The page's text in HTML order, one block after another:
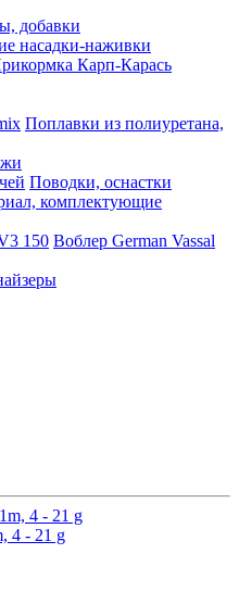
добавки
насадки-наживки
Карп-Карась
Поплавки из полиуретана,
Поводки, оснастки
комплектующие
150 Воблер German Vassal
4 - 21 g